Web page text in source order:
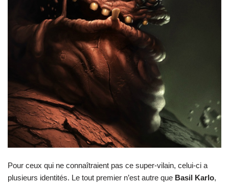
Pour ceux qui ne connaîtraient pas ce super-vilain, celui-ci a
plusieurs identités. Le tout premier n’est autre que Basil Karlo,